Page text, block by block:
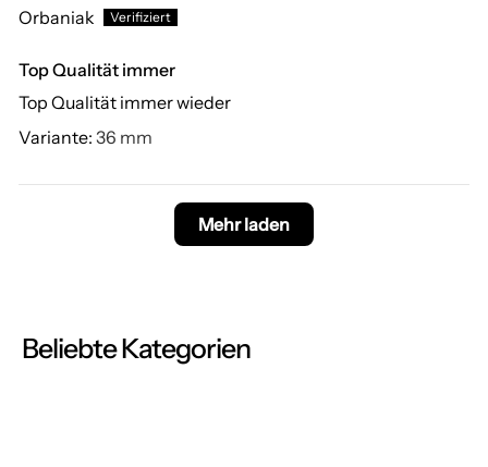
Orbaniak
Top Qualität immer
Top Qualität immer wieder
36 mm
Mehr laden
Beliebte Kategorien